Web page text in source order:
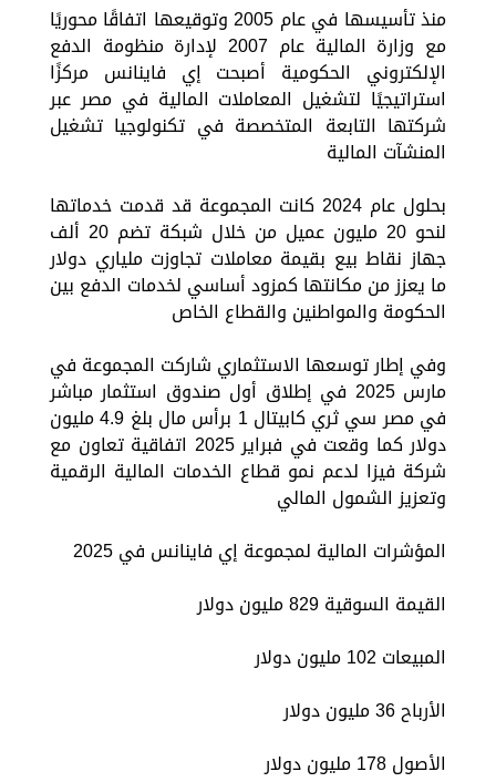
منذ تأسيسها في عام 2005 وتوقيعها اتفاقًا محوريًا
مع وزارة المالية عام 2007 لإدارة منظومة الدفع
الإلكتروني الحكومية أصبحت إي فاينانس مركزًا
استراتيجيًا لتشغيل المعاملات المالية في مصر عبر
شركتها التابعة المتخصصة في تكنولوجيا تشغيل
المنشآت المالية
بحلول عام 2024 كانت المجموعة قد قدمت خدماتها
لنحو 20 مليون عميل من خلال شبكة تضم 20 ألف
جهاز نقاط بيع بقيمة معاملات تجاوزت ملياري دولار
ما يعزز من مكانتها كمزود أساسي لخدمات الدفع بين
الحكومة والمواطنين والقطاع الخاص
وفي إطار توسعها الاستثماري شاركت المجموعة في
مارس 2025 في إطلاق أول صندوق استثمار مباشر
في مصر سي ثري كابيتال 1 برأس مال بلغ 4.9 مليون
دولار كما وقعت في فبراير 2025 اتفاقية تعاون مع
شركة فيزا لدعم نمو قطاع الخدمات المالية الرقمية
وتعزيز الشمول المالي
المؤشرات المالية لمجموعة إي فاينانس في 2025
القيمة السوقية 829 مليون دولار
المبيعات 102 مليون دولار
الأرباح 36 مليون دولار
الأصول 178 مليون دولار